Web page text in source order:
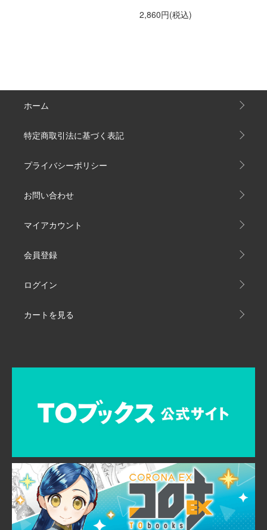
2,860円(税込)
ホーム
特定商取引法に基づく表記
プライバシーポリシー
お問い合わせ
マイアカウント
会員登録
ログイン
カートを見る